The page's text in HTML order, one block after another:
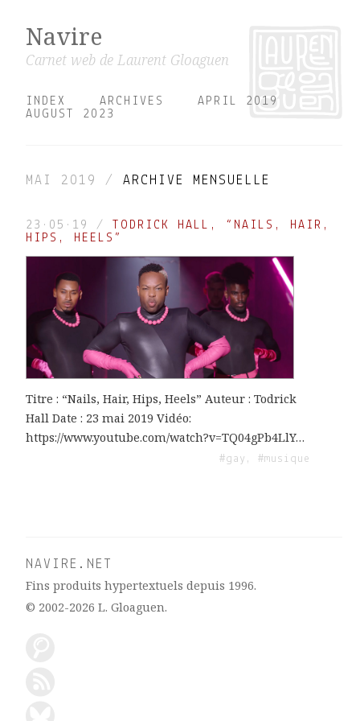
Navire
Carnet web de Laurent Gloaguen
INDEX ARCHIVES
APRIL 2019
AUGUST 2023
MAI 2019 / ARCHIVE MENSUELLE
23·05·19 /
TODRICK HALL, “NAILS, HAIR,
HIPS, HEELS”
Titre : “Nails, Hair, Hips, Heels” Auteur : Todrick
Hall Date : 23 mai 2019 Vidéo:
https://www.youtube.com/watch?v=TQ04gPb4LlY…
#gay, #musique
NAVIRE.NET
Fins produits hypertextuels depuis 1996.
© 2002-2026 L. Gloaguen.